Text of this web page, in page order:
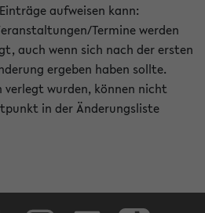
aufweisen kann:
Termine werden
auch wenn sich nach der ersten
ergeben haben sollte.
verlegt wurden, können nicht
in der Änderungsliste